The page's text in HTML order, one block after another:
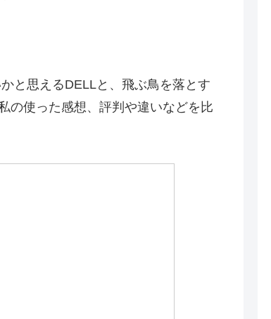
と思えるDELLと、飛ぶ鳥を落とす
の使った感想、評判や違いなどを比